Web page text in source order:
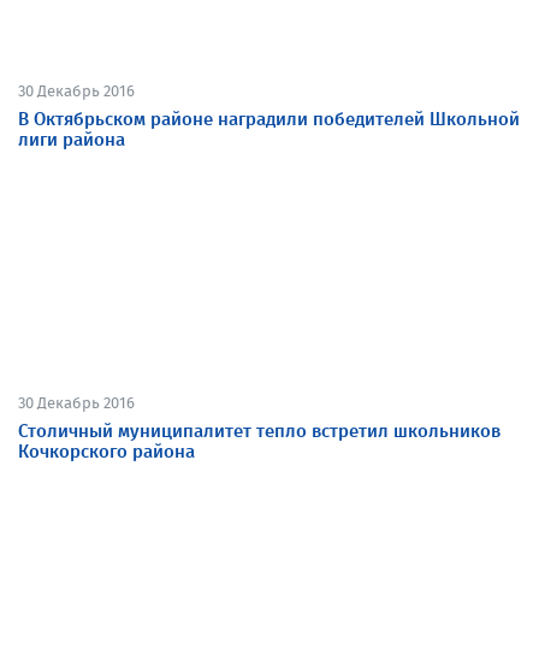
30 Декабрь 2016
В Октябрьском районе наградили победителей Школьной
лиги района
30 Декабрь 2016
Столичный муниципалитет тепло встретил школьников
Кочкорского района